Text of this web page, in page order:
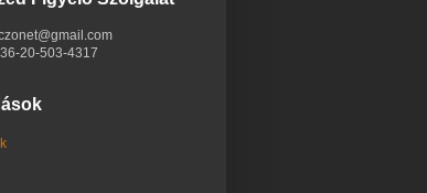
20-503-4317